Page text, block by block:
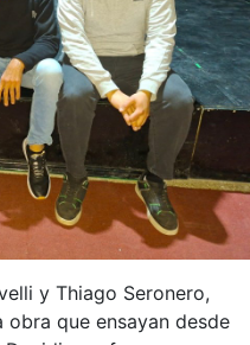
y Thiago Seronero,
que ensayan desde